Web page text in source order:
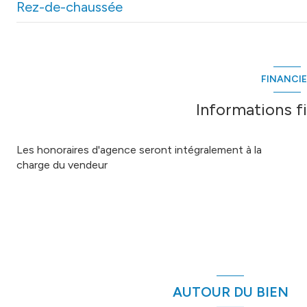
Rez-de-chaussée
mezza
Informations
Les honoraires d'agence seront intégralement à la
charge du vendeur
AUTOUR DU BIEN